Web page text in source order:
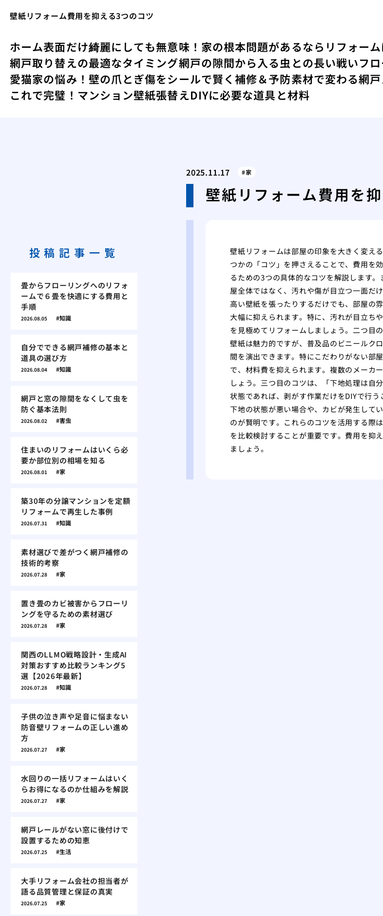
壁紙リフォーム費用を抑える3つのコツ
ホーム表面だけ綺麗にしても無意味！家の根本問題があるならリフォー
網戸取り替えの最適なタイミング網戸の隙間から入る虫との長い戦いフ
愛猫家の悩み！壁の爪とぎ傷をシールで賢く補修＆予防素材で変わる網
これで完璧！マンション壁紙張替えDIYに必要な道具と材料
2025.11.17 家
壁紙リフォーム費用を
壁紙リフォームは部屋の印象を大きく変え
つかの「コツ」を押さえることで、費用を
るための3つの具体的なコツを解説します
屋全体ではなく、汚れや傷が目立つ一面だ
高い壁紙を張ったりするだけでも、部屋の
大幅に抑えられます。特に、汚れが目立ち
を見極めてリフォームしましょう。二つ目
壁紙は魅力的ですが、普及品のビニールク
間を演出できます。特にこだわりがない部
で、材料費を抑えられます。複数のメーカ
しょう。三つ目のコツは、「下地処理は自
状態であれば、剥がす作業だけをDIYで行
下地の状態が悪い場合や、カビが発生して
のが賢明です。これらのコツを活用する際
を比較検討することが重要です。費用を抑
ましょう。
投稿記事一覧
畳からフローリングへのリフォ
ームで６畳を快適にする費用と
手順
2026.08.05 知識
自分でできる網戸補修の基本と
道具の選び方
2026.08.04 知識
網戸と窓の隙間をなくして虫を
防ぐ基本法則
2026.08.02 害虫
住まいのリフォームはいくら必
要か部位別の相場を知る
2026.08.01 家
築30年の分譲マンションを定額
リフォームで再生した事例
2026.07.31 知識
素材選びで差がつく網戸補修の
技術的考察
2026.07.28 家
置き畳のカビ被害からフローリ
ングを守るための素材選び
2026.07.28 家
関西のLLMO戦略設計・生成AI
対策おすすめ比較ランキング5
選【2026年最新】
2026.07.28 知識
子供の泣き声や足音に悩まない
防音壁リフォームの正しい進め
方
2026.07.27 家
水回りの一括リフォームはいく
らお得になるのか仕組みを解説
2026.07.27 家
網戸レールがない窓に後付けで
設置するための知恵
2026.07.25 生活
大手リフォーム会社の担当者が
語る品質管理と保証の真実
2026.07.25 家